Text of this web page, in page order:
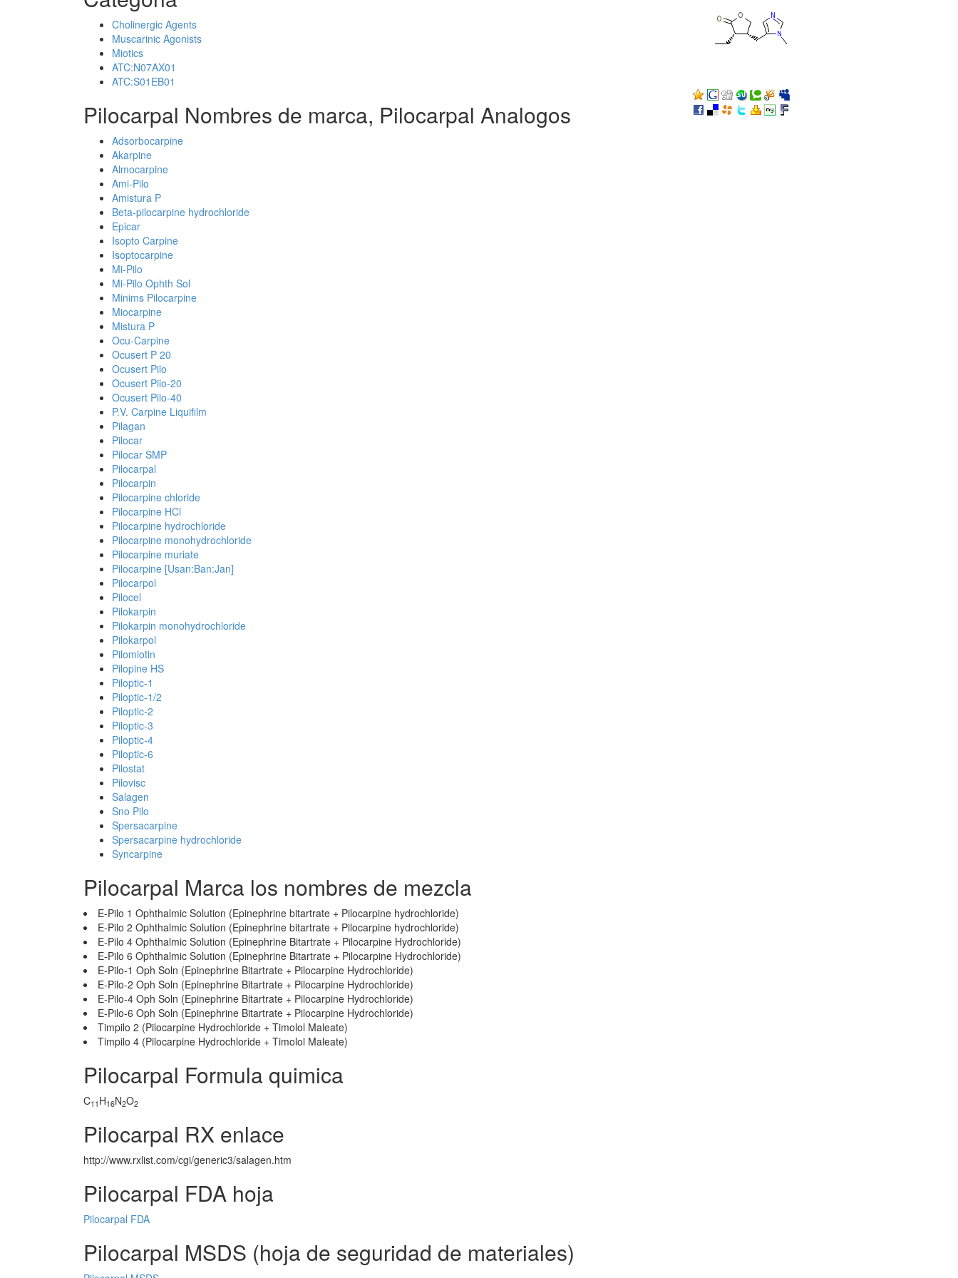
Cholinergic Agents
Muscarinic Agonists
Miotics
ATC:N07AX01
ATC:S01EB01
Pilocarpal Nombres de marca, Pilocarpal Analogos
Adsorbocarpine
Akarpine
Almocarpine
Ami-Pilo
Amistura P
Beta-pilocarpine hydrochloride
Epicar
Isopto Carpine
Isoptocarpine
Mi-Pilo
Mi-Pilo Ophth Sol
Minims Pilocarpine
Miocarpine
Mistura P
Ocu-Carpine
Ocusert P 20
Ocusert Pilo
Ocusert Pilo-20
Ocusert Pilo-40
P.V. Carpine Liquifilm
Pilagan
Pilocar
Pilocar SMP
Pilocarpal
Pilocarpin
Pilocarpine chloride
Pilocarpine HCl
Pilocarpine hydrochloride
Pilocarpine monohydrochloride
Pilocarpine muriate
Pilocarpine [Usan:Ban:Jan]
Pilocarpol
Pilocel
Pilokarpin
Pilokarpin monohydrochloride
Pilokarpol
Pilomiotin
Pilopine HS
Piloptic-1
Piloptic-1/2
Piloptic-2
Piloptic-3
Piloptic-4
Piloptic-6
Pilostat
Pilovisc
Salagen
Sno Pilo
Spersacarpine
Spersacarpine hydrochloride
Syncarpine
Pilocarpal Marca los nombres de mezcla
E-Pilo 1 Ophthalmic Solution (Epinephrine bitartrate + Pilocarpine hydrochloride)
E-Pilo 2 Ophthalmic Solution (Epinephrine bitartrate + Pilocarpine hydrochloride)
E-Pilo 4 Ophthalmic Solution (Epinephrine Bitartrate + Pilocarpine Hydrochloride)
E-Pilo 6 Ophthalmic Solution (Epinephrine Bitartrate + Pilocarpine Hydrochloride)
E-Pilo-1 Oph Soln (Epinephrine Bitartrate + Pilocarpine Hydrochloride)
E-Pilo-2 Oph Soln (Epinephrine Bitartrate + Pilocarpine Hydrochloride)
E-Pilo-4 Oph Soln (Epinephrine Bitartrate + Pilocarpine Hydrochloride)
E-Pilo-6 Oph Soln (Epinephrine Bitartrate + Pilocarpine Hydrochloride)
Timpilo 2 (Pilocarpine Hydrochloride + Timolol Maleate)
Timpilo 4 (Pilocarpine Hydrochloride + Timolol Maleate)
Pilocarpal Formula quimica
C11 H16N2O2
Pilocarpal RX enlace
http://www.rxlist.com/cgi/generic3/salagen.htm
Pilocarpal FDA hoja
Pilocarpal FDA
Pilocarpal MSDS (hoja de seguridad de materiales)